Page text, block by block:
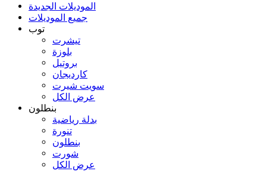
الموديلات الجديدة
جميع الموديلات
توب
تيشرت
بلوزة
بروتيل
كارديجان
سويت شيرت
عرض الكل
بنطلون
بدلة رياضية
تنورة
بنطلون
شورت
عرض الكل